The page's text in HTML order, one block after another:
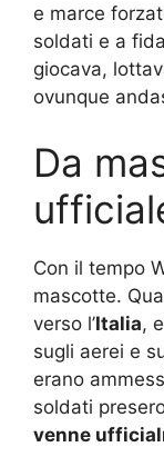
e marce
soldati e a
giocava,
ovunque
Da
Con il tempo
mascotte.
verso l’Italia,
sugli aerei e
erano
soldati
venne